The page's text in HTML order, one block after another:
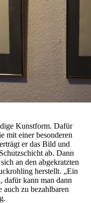
Kunstform. Dafür
mit einer besonderen
er das Bild und
ab. Dann
an den abgekratzten
herstellt. „Ein
dafür kann man dann
auch zu bezahlbaren